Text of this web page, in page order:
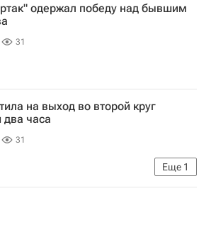
2008
турнир 2008 года
одержал победу над бывшим
31
на выход во второй круг
часа
31
Еще 1
турнир 2008 года